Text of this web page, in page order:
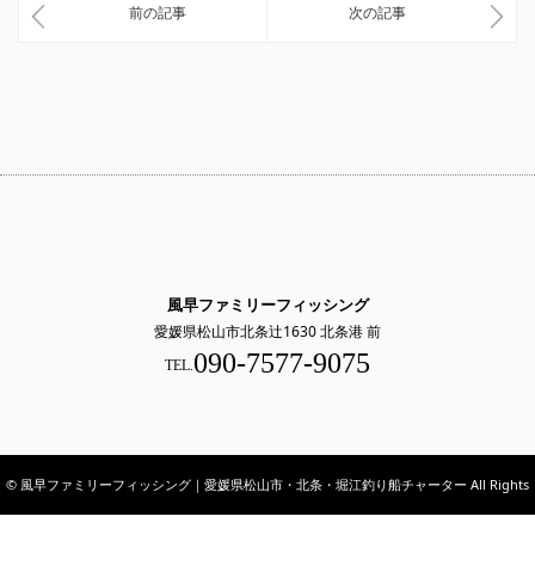
前の記事 次の記事
風早ファミリーフィッシング
愛媛県松山市北条辻1630 北条港 前
TEL.090-7577-9075
© 風早ファミリーフィッシング｜愛媛県松山市・北条・堀江釣り船チャーター All Rights